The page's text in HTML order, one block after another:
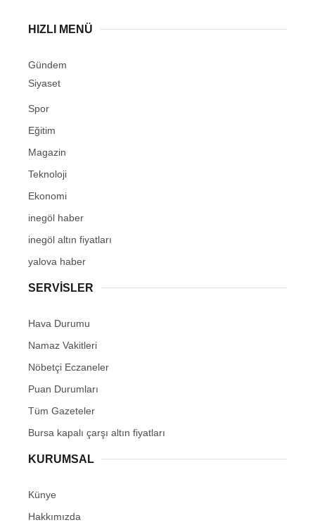
HIZLI MENÜ
Gündem
Siyaset
Spor
Eğitim
Magazin
Teknoloji
Ekonomi
inegöl haber
inegöl altın fiyatları
yalova haber
SERVİSLER
Hava Durumu
Namaz Vakitleri
Nöbetçi Eczaneler
Puan Durumları
Tüm Gazeteler
Bursa kapalı çarşı altın fiyatları
KURUMSAL
Künye
Hakkımızda